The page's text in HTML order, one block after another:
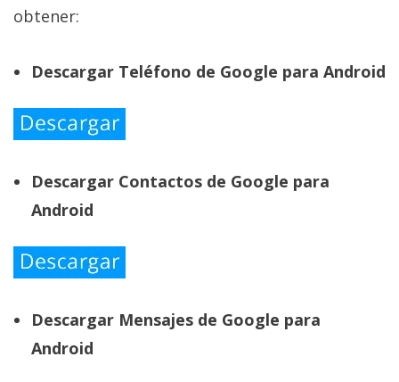
obtener:
Descargar Teléfono de Google para Android
Descargar Contactos de Google para
Android
Descargar Mensajes de Google para
Android